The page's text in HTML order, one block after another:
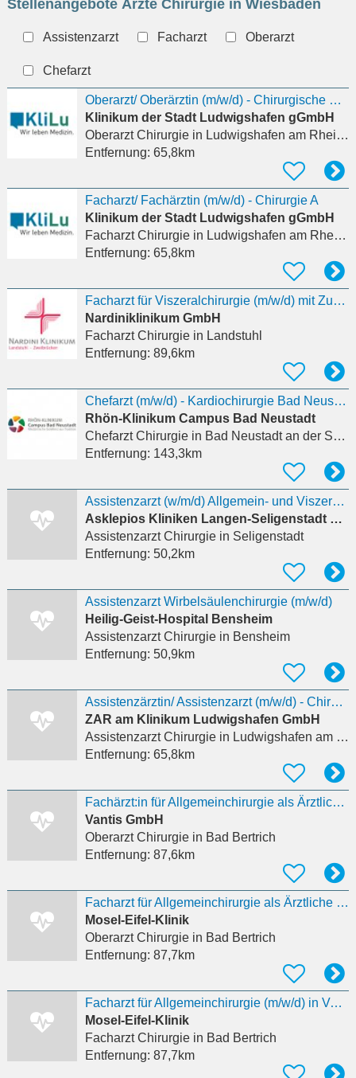
eingeben
Stellenangebote Ärzte Chirurgie in Wiesbaden
Assistenzarzt Facharzt Oberarzt
Chefarzt
Oberarzt/ Oberärztin (m/w/d) - Chirurgische Klinik A
Klinikum der Stadt Ludwigshafen gGmbH
Oberarzt Chirurgiein Ludwigshafen am Rhein, Friesenheim/Nord
Entfernung: 65,8km
Facharzt/ Fachärztin (m/w/d) - Chirurgie A
Klinikum der Stadt Ludwigshafen gGmbH
Facharzt Chirurgiein Ludwigshafen am Rhein, Friesenheim/Nord
Entfernung: 65,8km
Facharzt für Viszeralchirurgie (m/w/d) mit Zusatzbezeichnung spezielle Viszeralchirurgie
Nardiniklinikum GmbH
Facharzt Chirurgiein Landstuhl
Entfernung: 89,6km
Chefarzt (m/w/d) - Kardiochirurgie Bad Neustadt an der Saale
Rhön-Klinikum Campus Bad Neustadt
Chefarzt Chirurgiein Bad Neustadt an der Saale, Herschfeld
Entfernung: 143,3km
Assistenzarzt (w/m/d) Allgemein- und Viszeralchirurgie
Asklepios Kliniken Langen-Seligenstadt GmbH
Assistenzarzt Chirurgiein Seligenstadt
Entfernung: 50,2km
Assistenzarzt Wirbelsäulenchirurgie (m/w/d)
Heilig-Geist-Hospital Bensheim
Assistenzarzt Chirurgiein Bensheim
Entfernung: 50,9km
Assistenzärztin/ Assistenzarzt (m/w/d) - Chirurgische Klinik A
ZAR am Klinikum Ludwigshafen GmbH
Assistenzarzt Chirurgiein Ludwigshafen am Rhein, Friesenheim/Nord
Entfernung: 65,8km
Fachärzt:in für Allgemeinchirurgie als Ärztliche Leitung (m/w/d) in Voll- oder Teilzeit
Vantis GmbH
Oberarzt Chirurgiein Bad Bertrich
Entfernung: 87,6km
Facharzt für Allgemeinchirurgie als Ärztliche Leitung (m/w/d) in Voll- oder Teilzeit
Mosel-Eifel-Klinik
Oberarzt Chirurgiein Bad Bertrich
Entfernung: 87,7km
Facharzt für Allgemeinchirurgie (m/w/d) in Voll- oder Teilzeit
Mosel-Eifel-Klinik
Facharzt Chirurgiein Bad Bertrich
Entfernung: 87,7km